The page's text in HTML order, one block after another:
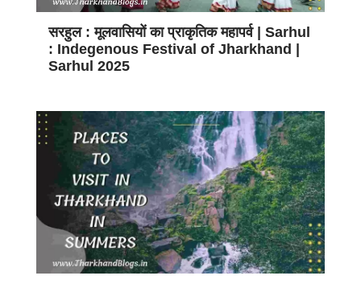
सरहुल : मूलवासियों का प्राकृतिक महापर्व | Sarhul
: Indegenous Festival of Jharkhand |
Sarhul 2025